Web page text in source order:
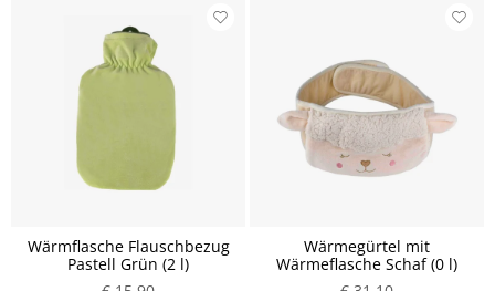
Wärmflasche Flauschbezug
Pastell Grün (2 l)
Wärmegürtel mit
Wärmeflasche Schaf (0 l)